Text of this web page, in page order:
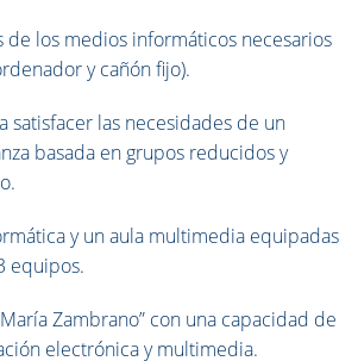
de los medios informáticos necesarios
y cañón fijo).
satisfacer las necesidades de un
basada en grupos reducidos y
y un aula multimedia equipadas
equipos.
Zambrano” con una capacidad de
electrónica y multimedia.